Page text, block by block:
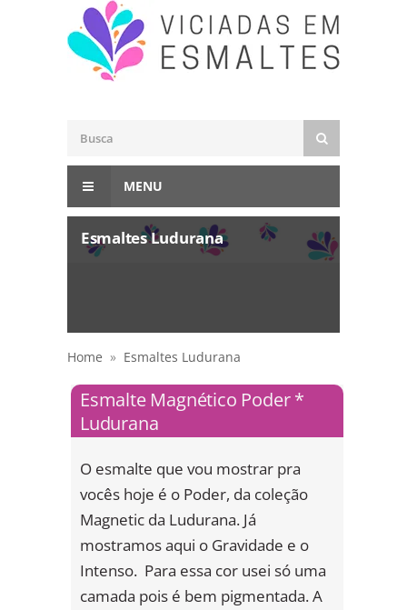
MENU
Esmaltes Ludurana
Home » Esmaltes Ludurana
Esmalte Magnético Poder *
Ludurana
O esmalte que vou mostrar pra
vocês hoje é o Poder, da coleção
Magnetic da Ludurana. Já
mostramos aqui o Gravidade e o
Intenso. Para essa cor usei só uma
camada pois é bem pigmentada. A